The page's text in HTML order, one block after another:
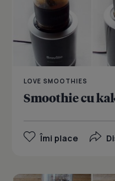
LOVE SMOOTHIES
Smoothie cu
Îmi place